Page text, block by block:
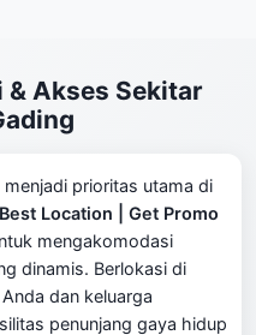
& Akses Sekitar
prioritas utama di
Location | Get Promo
mengakomodasi
dinamis. Berlokasi di
Anda dan keluarga
penunjang gaya hidup